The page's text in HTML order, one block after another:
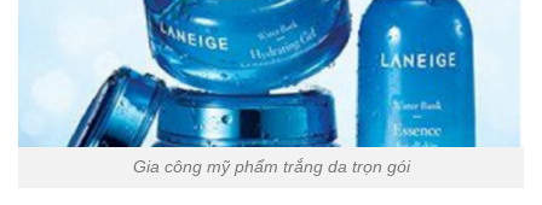
Gia công mỹ phẩm trắng da trọn gói